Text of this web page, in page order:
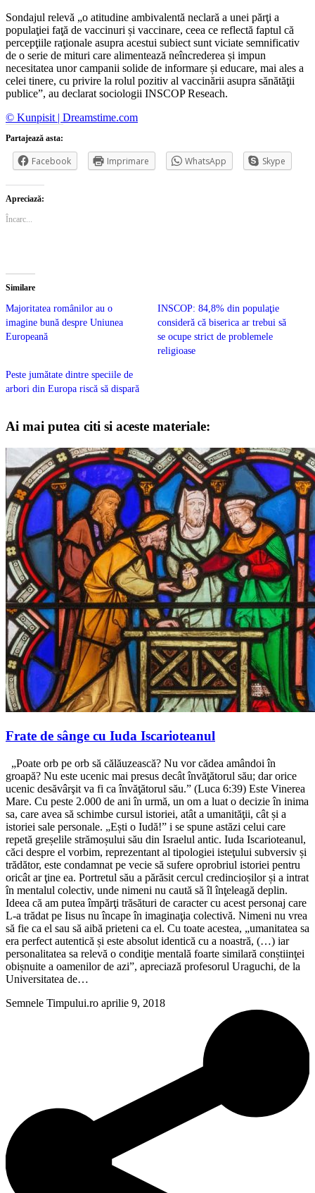
Sondajul relevă „o atitudine ambivalentă neclară a unei părţi a
populaţiei faţă de vaccinuri și vaccinare, ceea ce reflectă faptul că
percepţiile raţionale asupra acestui subiect sunt viciate semnificativ
de o serie de mituri care alimentează neîncrederea și impun
necesitatea unor campanii solide de informare și educare, mai ales a
celei tinere, cu privire la rolul pozitiv al vaccinării asupra sănătăţii
publice”, au declarat sociologii INSCOP Reseach.
© Kunpisit | Dreamstime.com
Partajează asta:
Facebook Imprimare WhatsApp Skype
Apreciază:
Încarc...
Similare
Majoritatea românilor au o
imagine bună despre Uniunea
Europeană
INSCOP: 84,8% din populaţie
consideră că biserica ar trebui să
se ocupe strict de problemele
religioase
Peste jumătate dintre speciile de
arbori din Europa riscă să dispară
Ai mai putea citi si aceste materiale:
Frate de sânge cu Iuda Iscarioteanul
„Poate orb pe orb să călăuzească? Nu vor cădea amândoi în
groapă? Nu este ucenic mai presus decât învăţătorul său; dar orice
ucenic desăvârşit va fi ca învăţătorul său.” (Luca 6:39) Este Vinerea
Mare. Cu peste 2.000 de ani în urmă, un om a luat o decizie în inima
sa, care avea să schimbe cursul istoriei, atât a umanităţii, cât și a
istoriei sale personale. „Ești o Iudă!” i se spune astăzi celui care
repetă greșelile strămoșului său din Israelul antic. Iuda Iscarioteanul,
căci despre el vorbim, reprezentant al tipologiei isteţului subversiv și
trădător, este condamnat pe vecie să sufere oprobriul istoriei pentru
oricât ar ţine ea. Portretul său a părăsit cercul credincioșilor și a intrat
în mentalul colectiv, unde nimeni nu caută să îl înţeleagă deplin.
Ideea că am putea împărţi trăsături de caracter cu acest personaj care
L-a trădat pe Iisus nu încape în imaginaţia colectivă. Nimeni nu vrea
să fie ca el sau să aibă prieteni ca el. Cu toate acestea, „umanitatea sa
era perfect autentică și este absolut identică cu a noastră, (…) iar
personalitatea sa relevă o condiţie mentală foarte similară conștiinţei
obișnuite a oamenilor de azi”, apreciază profesorul Uraguchi, de la
Universitatea de…
Semnele Timpului.ro aprilie 9, 2018